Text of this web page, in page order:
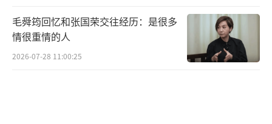
毛舜筠回忆和张国荣交往经历：是很多
情很重情的人
2026-07-28 11:00:25